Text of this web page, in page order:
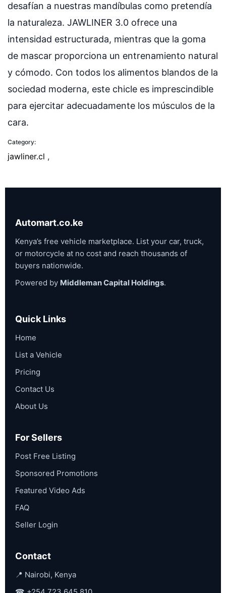
desafían a nuestras mandíbulas como pretendía
la naturaleza. JAWLINER 3.0 ofrece una
intensidad estructurada, mientras que la goma
de mascar proporciona un entrenamiento natural
y cómodo. Con todos los alimentos blandos de la
sociedad moderna, este chicle es imprescindible
para ejercitar adecuadamente los músculos de la
cara.
Category:
jawliner.cl ,
Automart.co.ke
Kenya’s free vehicle marketplace. List your car, truck,
or motorcycle at no cost and reach thousands of
buyers nationwide.
Powered by Middleman Capital Holdings.
Quick Links
Home
List a Vehicle
Pricing
Contact Us
About Us
For Sellers
Post Free Listing
Sponsored Promotions
Featured Video Ads
FAQ
Seller Login
Contact
📍 Nairobi, Kenya